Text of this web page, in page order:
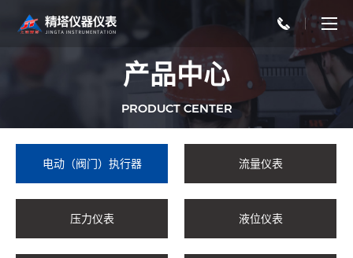
产品中心
PRODUCT CENTER
电动（阀门）执行器 流量仪表
压力仪表 液位仪表